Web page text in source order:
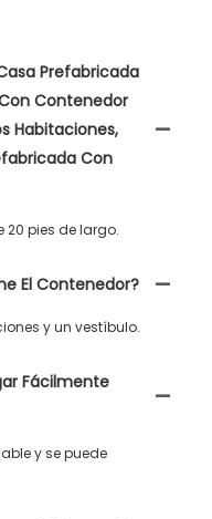
Prefabricada
Contenedor
Habitaciones,
Con
20 pies de largo.
El Contenedor?
y un vestíbulo.
Fácilmente
y se puede